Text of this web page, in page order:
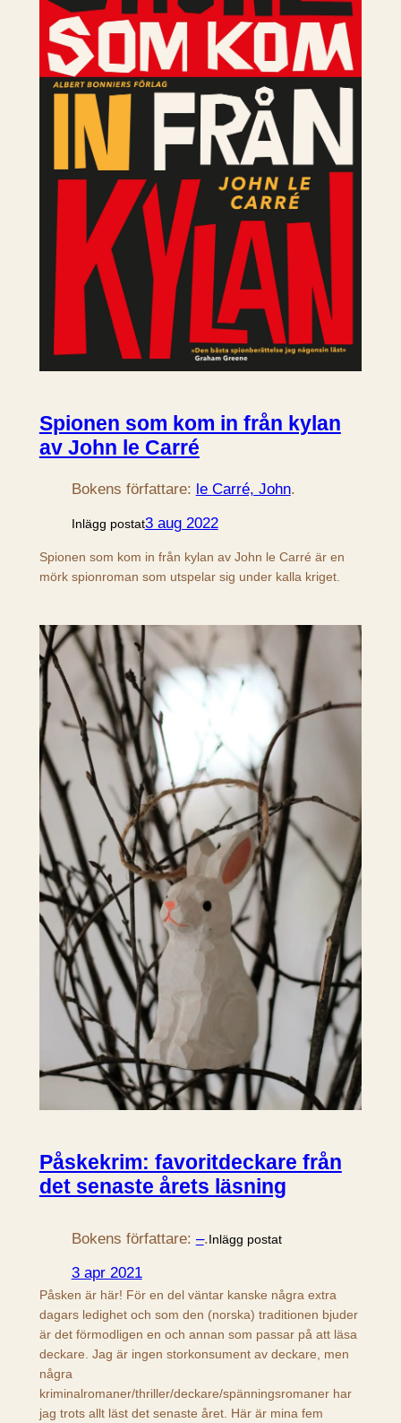
Spionen som kom in från kylan
av John le Carré
Bokens författare: le Carré, John.
Inlägg postat3 aug 2022
Spionen som kom in från kylan av John le Carré är en
mörk spionroman som utspelar sig under kalla kriget.
Påskekrim: favoritdeckare från
det senaste årets läsning
Bokens författare: –.Inlägg postat
3 apr 2021
Påsken är här! För en del väntar kanske några extra
dagars ledighet och som den (norska) traditionen bjuder
är det förmodligen en och annan som passar på att läsa
deckare. Jag är ingen storkonsument av deckare, men
några
kriminalromaner/thriller/deckare/spänningsromaner har
jag trots allt läst det senaste året. Här är mina fem